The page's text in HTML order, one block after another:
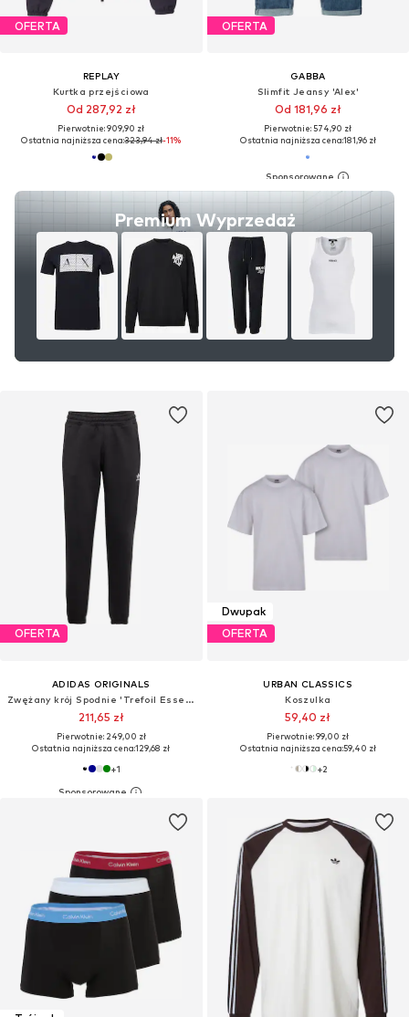
OFERTA
REPLAY
Kurtka przejściowa
Od 287,92 zł
Pierwotnie: 909,90 zł
Ostatnia najniższa cena:323,94 zł-11%
Premium Wyprzedaż
OFERTA
GABBA
Slimfit Jeansy 'Alex'
Od 181,96 zł
Pierwotnie: 574,90 zł
Ostatnia najniższa cena:181,96 zł
OFERTA
ADIDAS ORIGINALS
Zwężany krój Spodnie 'Trefoil Essentials'
211,65 zł
Pierwotnie: 249,00 zł
Ostatnia najniższa cena:129,68 zł
+1
Dwupak
OFERTA
URBAN CLASSICS
Koszulka
59,40 zł
Pierwotnie: 99,00 zł
Ostatnia najniższa cena:59,40 zł
+2